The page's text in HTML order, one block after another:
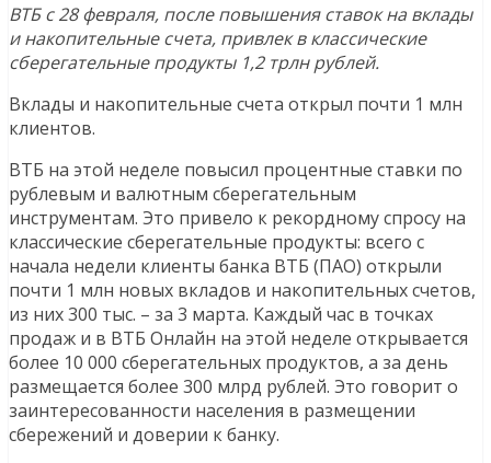
ВТБ с 28 февраля, после повышения ставок на вклады
и накопительные счета, привлек в классические
сберегательные продукты 1,2 трлн рублей.
Вклады и накопительные счета открыл почти 1 млн
клиентов.
ВТБ на этой неделе повысил процентные ставки по
рублевым и валютным сберегательным
инструментам. Это привело к рекордному спросу на
классические сберегательные продукты: всего с
начала недели клиенты банка ВТБ (ПАО) открыли
почти 1 млн новых вкладов и накопительных счетов,
из них 300 тыс. – за 3 марта. Каждый час в точках
продаж и в ВТБ Онлайн на этой неделе открывается
более 10 000 сберегательных продуктов, а за день
размещается более 300 млрд рублей. Это говорит о
заинтересованности населения в размещении
сбережений и доверии к банку.